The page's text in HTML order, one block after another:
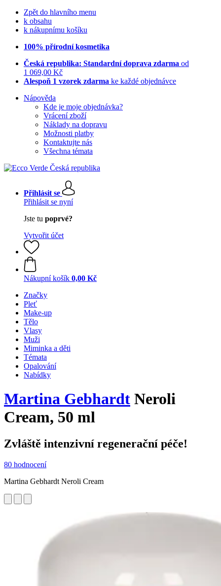
Zpět do hlavního menu
k obsahu
k nákupnímu košíku
100% přírodní kosmetika
Česká republika: Standardní doprava zdarma od
1 069,00 Kč
Alespoň 1 vzorek zdarma ke každé objednávce
Nápověda
Kde je moje objednávka?
Vrácení zboží
Náklady na dopravu
Možnosti platby
Kontaktujte nás
Všechna témata
Přihlásit se
Přihlásit se nyní
Jste tu poprvé?
Vytvořit účet
Nákupní košík 0,00 Kč
Značky
Pleť
Make-up
Tělo
Vlasy
Muži
Miminka a děti
Témata
Opalování
Nabídky
Martina Gebhardt Neroli
Cream, 50 ml
Zvláště intenzivní regenerační péče!
80 hodnocení
Martina Gebhardt Neroli Cream